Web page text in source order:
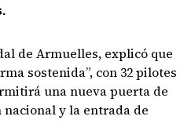
de Armuelles, explicó que
sostenida”, con 32 pilotes
una nueva puerta de
y la entrada de